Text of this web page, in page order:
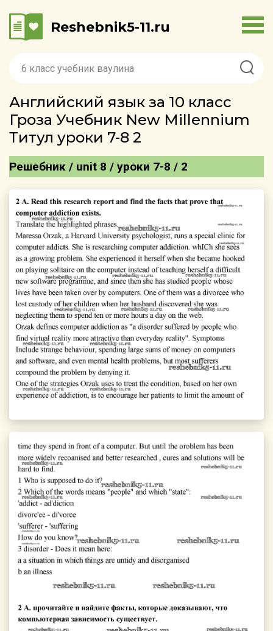
Reshebnik5-11.ru
Английский язык за 10 класс
Гроза Учебник New Millennium
Титул уроки 7-8 2
Решебник / unit 8 / уроки 7-8 / 2